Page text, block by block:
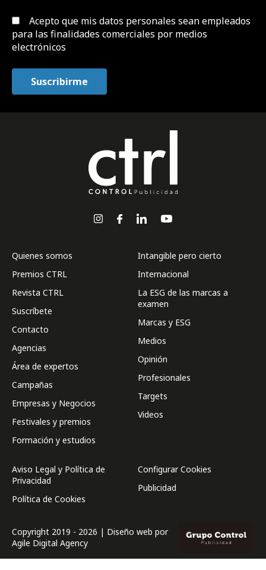
Acepto que mis datos personales sean empleados
para las finalidades comerciales por medios
electrónicos
Quienes somos
Premios CTRL
Revista CTRL
Suscríbete
Contacto
Agencias
Área de expertos
Campañas
Empresas y Negocios
Festivales y premios
Formación y estudios
Intangible pero cierto
Internacional
La ESG de las marcas a
examen
Marcas y ESG
Medios
Opinión
Profesionales
Targets
Videos
Aviso Legal y Política de
Privacidad
Política de Cookies
Configurar Cookies
Publicidad
Copyright 2019 - 2026 | Diseño web por
Agile Digital Agency